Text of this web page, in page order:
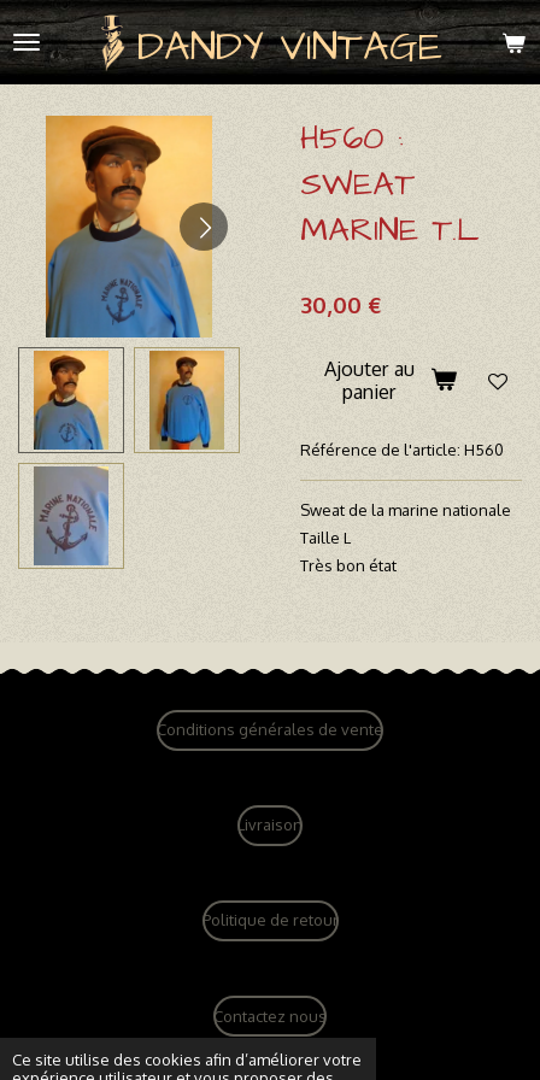
Ce site utilise des cookies afin d’améliorer votre
Passer
au
contenu
DANDY VINTAGE
H560 :
SWEAT
MARINE T.L
30,00 €
Ajouter au
panier
Référence de l'article: H560
Sweat de la marine nationale
Taille L
Très bon état
Conditions générales de vente
Livraison
Politique de retour
Contactez nous
© 2022 - 2026 dandy vintage boutique